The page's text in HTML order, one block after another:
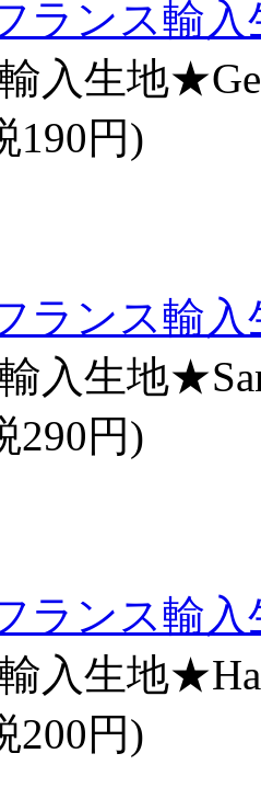
ランス輸入
入生地
190円)
ランス輸入
入生地
290円)
ランス輸入
入生地
200円)